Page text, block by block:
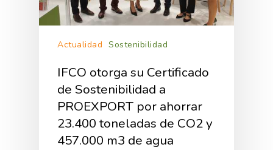
Actualidad Sostenibilidad
IFCO otorga su Certificado
de Sostenibilidad a
PROEXPORT por ahorrar
23.400 toneladas de CO2 y
457.000 m3 de agua